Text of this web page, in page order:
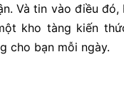
Và tin vào điều đó,
kho tàng kiến
cho bạn mỗi ngày.